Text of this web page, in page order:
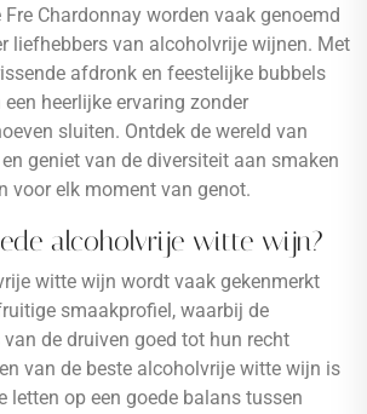
Fre Chardonnay worden vaak genoemd
liefhebbers van alcoholvrije wijnen. Met
afdronk en feestelijke bubbels
heerlijke ervaring zonder
sluiten. Ontdek de wereld van
geniet van de diversiteit aan smaken
voor elk moment van genot.
alcoholvrije witte wijn?
witte wijn wordt vaak gekenmerkt
smaakprofiel, waarbij de
van de druiven goed tot hun recht
van de beste alcoholvrije witte wijn is
letten op een goede balans tussen